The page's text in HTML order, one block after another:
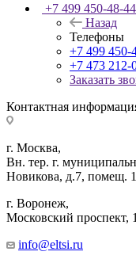
+7 499 450-48-44
Назад
Телефоны
+7 499 450-
+7 473 212-
Заказать
Контактная
г. Москва,
Вн. тер. г.
Новикова, д.7, помещ.
г. Воронеж,
​Московский проспект,
info@eltsi.ru